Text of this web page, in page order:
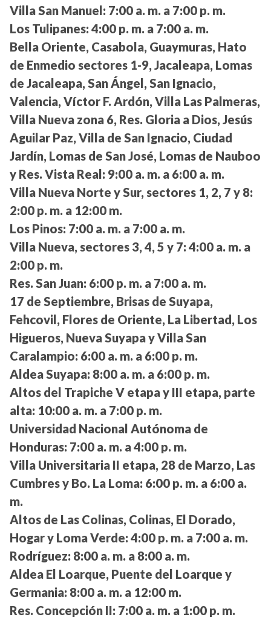
Villa San Manuel: 7:00 a. m. a 7:00 p. m.
Los Tulipanes: 4:00 p. m. a 7:00 a. m.
Bella Oriente, Casabola, Guaymuras, Hato
de Enmedio sectores 1-9, Jacaleapa, Lomas
de Jacaleapa, San Ángel, San Ignacio,
Valencia, Víctor F. Ardón, Villa Las Palmeras,
Villa Nueva zona 6, Res. Gloria a Dios, Jesús
Aguilar Paz, Villa de San Ignacio, Ciudad
Jardín, Lomas de San José, Lomas de Nauboo
y Res. Vista Real: 9:00 a. m. a 6:00 a. m.
Villa Nueva Norte y Sur, sectores 1, 2, 7 y 8:
2:00 p. m. a 12:00 m.
Los Pinos: 7:00 a. m. a 7:00 a. m.
Villa Nueva, sectores 3, 4, 5 y 7: 4:00 a. m. a
2:00 p. m.
Res. San Juan: 6:00 p. m. a 7:00 a. m.
17 de Septiembre, Brisas de Suyapa,
Fehcovil, Flores de Oriente, La Libertad, Los
Higueros, Nueva Suyapa y Villa San
Caralampio: 6:00 a. m. a 6:00 p. m.
Aldea Suyapa: 8:00 a. m. a 6:00 p. m.
Altos del Trapiche V etapa y III etapa, parte
alta: 10:00 a. m. a 7:00 p. m.
Universidad Nacional Autónoma de
Honduras: 7:00 a. m. a 4:00 p. m.
Villa Universitaria II etapa, 28 de Marzo, Las
Cumbres y Bo. La Loma: 6:00 p. m. a 6:00 a.
m.
Altos de Las Colinas, Colinas, El Dorado,
Hogar y Loma Verde: 4:00 p. m. a 7:00 a. m.
Rodríguez: 8:00 a. m. a 8:00 a. m.
Aldea El Loarque, Puente del Loarque y
Germania: 8:00 a. m. a 12:00 m.
Res. Concepción II: 7:00 a. m. a 1:00 p. m.